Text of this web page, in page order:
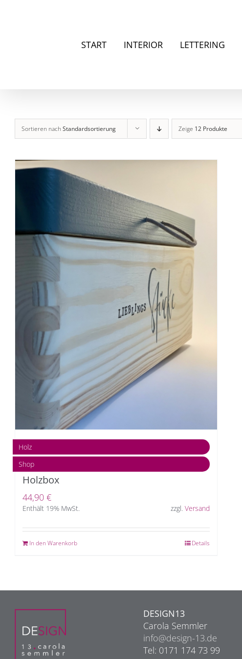
START
INTERIOR LETTERING
Sortieren nach Standardsortierung Zeige 12 Produkte
Holz
Shop
Holzbox
44,90 €
Enthält 19% MwSt. zzgl. Versand
In den Warenkorb Details
DESIGN13
Carola Semmler
info@design-13.de
Tel: 0171 174 73 99